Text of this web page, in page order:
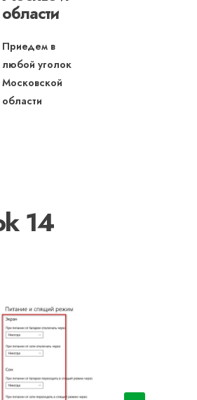
области
Приедем в
любой уголок
Московской
области
14